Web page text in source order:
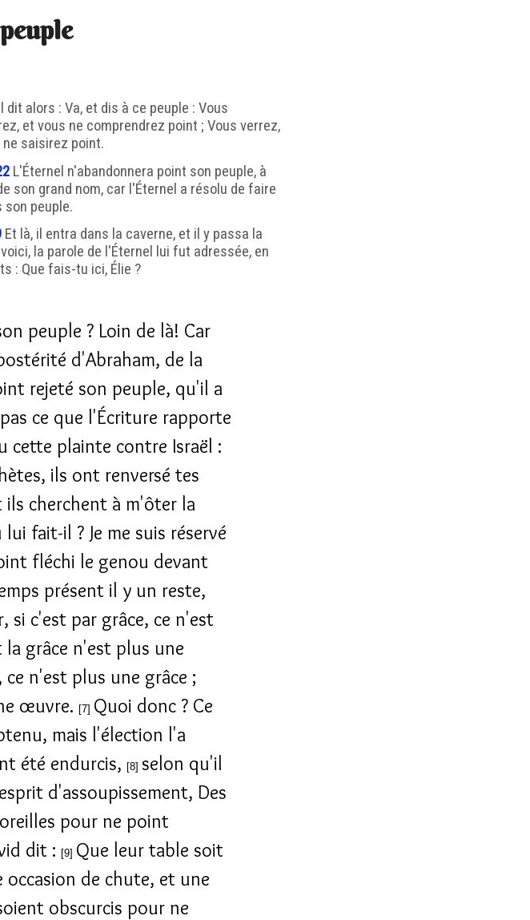
dit alors : Va, et dis à ce peuple : Vous
et vous ne comprendrez point ; Vous verrez,
ne saisirez point.
L'Éternel n'abandonnera point son peuple, à
son grand nom, car l'Éternel a résolu de faire
son peuple.
Et là, il entra dans la caverne, et il y passa la
la parole de l'Éternel lui fut adressée, en
: Que fais-tu ici, Élie ?
peuple ? Loin de là! Car
d'Abraham, de la
rejeté son peuple, qu'il a
ce que l'Écriture rapporte
cette plainte contre Israël :
ils ont renversé tes
ils cherchent à m'ôter la
fait-il ? Je me suis réservé
fléchi le genou devant
présent il y un reste,
si c'est par grâce, ce n'est
grâce n'est plus une
n'est plus une grâce ;
œuvre.
[7] Quoi donc ? Ce
mais l'élection l'a
été endurcis, [8] selon qu'il
d'assoupissement, Des
pour ne point
dit : [9] Que leur table soit
de chute, et une
obscurcis pour ne